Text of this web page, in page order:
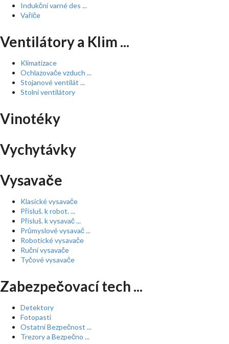
Indukční varné des ...
Vařiče
Ventilátory a Klim ...
Klimatizace
Ochlazovače vzduch ...
Stojanové ventilát ...
Stolní ventilátory
Vinotéky
Vychytávky
Vysavače
Klasické vysavače
Přísluš. k robot. ...
Přísluš. k vysavač ...
Průmyslové vysavač ...
Robotické vysavače
Ruční vysavače
Tyčové vysavače
Zabezpečovací tech ...
Detektory
Fotopasti
Ostatní Bezpečnost ...
Trezory a Bezpečno ...